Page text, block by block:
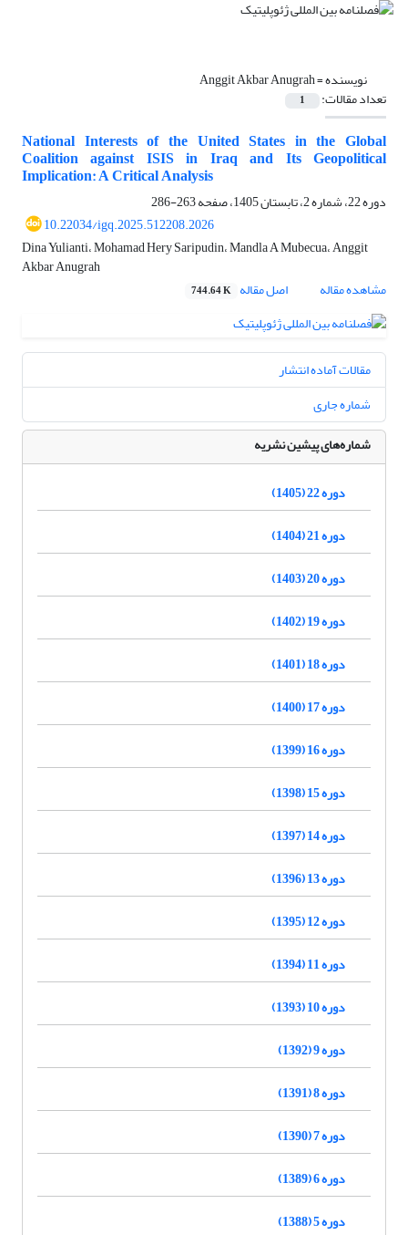
نویسنده =Anggit Akbar Anugrah
تعداد مقالات: 1
National Interests of the United States in the Global
Coalition against ISIS in Iraq and Its Geopolitical
Implication: A Critical Analysis
دوره 22، شماره 2، تابستان 1405، صفحه
263-286
10.22034/igq.2025.512208.2026
Dina Yulianti، Mohamad Hery Saripudin، Mandla A Mubecua، Anggit
Akbar Anugrah
مشاهده مقاله
اصل مقاله 744.64 K
مقالات آماده انتشار
شماره جاری
شماره‌های پیشین نشریه
دوره 22 (1405)
دوره 21 (1404)
دوره 20 (1403)
دوره 19 (1402)
دوره 18 (1401)
دوره 17 (1400)
دوره 16 (1399)
دوره 15 (1398)
دوره 14 (1397)
دوره 13 (1396)
دوره 12 (1395)
دوره 11 (1394)
دوره 10 (1393)
دوره 9 (1392)
دوره 8 (1391)
دوره 7 (1390)
دوره 6 (1389)
دوره 5 (1388)